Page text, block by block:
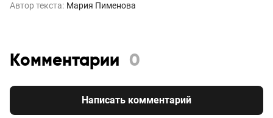
Автор текста: Мария Пименова
Комментарии 0
Написать комментарий